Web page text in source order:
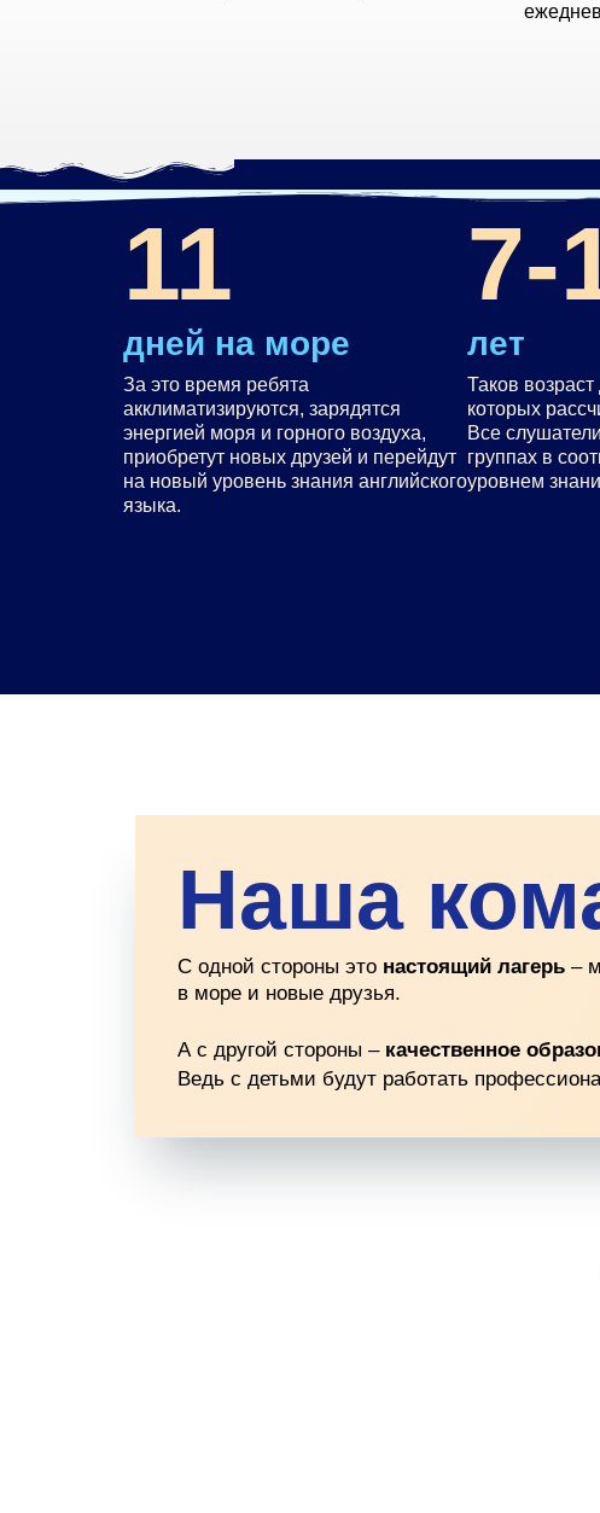
11
дней на море
За это время ребята
акклиматизируются, зарядятся
энергией моря и горного воздуха,
приобретут новых друзей и перейдут
на новый уровень знания английского
языка.
7-
лет
Таков
которых
Все
группах в
уровнем
Наша
С одной стороны это настоящий лагерь –
в море и новые друзья.
А с другой стороны – качественное
Ведь с детьми будут работать